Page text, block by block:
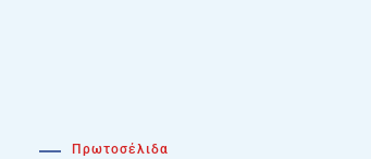
Πρωτοσέλιδα